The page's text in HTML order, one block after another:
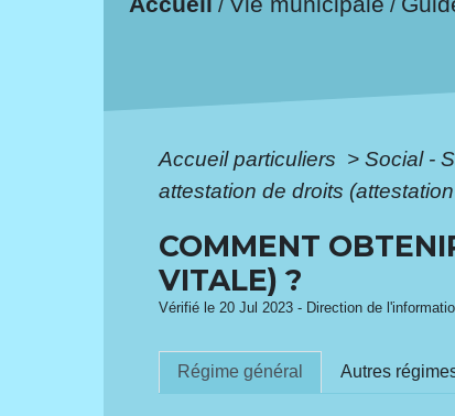
/ /
Accueil particuliers > Social -
attestation de droits
COMMENT
VITALE) ?
Vérifié le 20 Jul 2023 - Direction de
Régime général Autres